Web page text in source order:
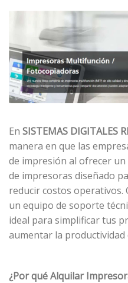
En SISTEMAS DIGITALES
manera en que las
de impresión al ofrecer
de impresoras diseñado
reducir costos operativos.
un equipo de soporte
ideal para simplificar tus
aumentar la productividad
¿Por qué Alquilar